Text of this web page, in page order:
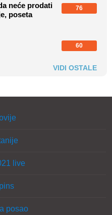
neće prodati
poseta
76
60
VIDI OSTALE
live
posao